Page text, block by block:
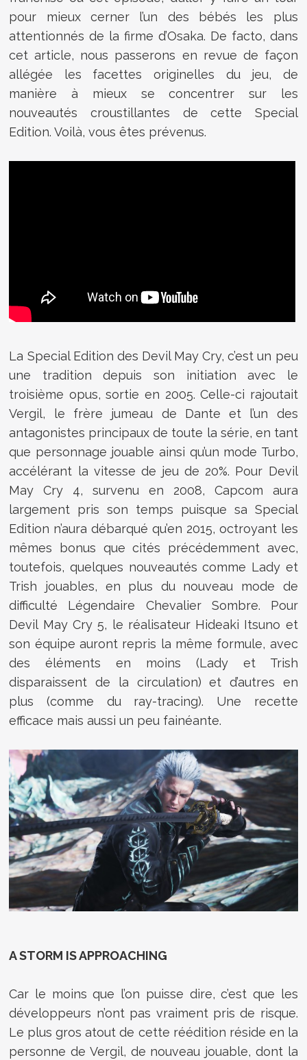
pour mieux cerner l’un des bébés les plus
attentionnés de la firme d’Osaka. De facto, dans
cet article, nous passerons en revue de façon
allégée les facettes originelles du jeu, de
manière à mieux se concentrer sur les
nouveautés croustillantes de cette Special
Edition. Voilà, vous êtes prévenus.
La Special Edition des Devil May Cry, c’est un peu
une tradition depuis son initiation avec le
troisième opus, sortie en 2005. Celle-ci rajoutait
Vergil, le frère jumeau de Dante et l’un des
antagonistes principaux de toute la série, en tant
que personnage jouable ainsi qu’un mode Turbo,
accélérant la vitesse de jeu de 20%. Pour Devil
May Cry 4, survenu en 2008, Capcom aura
largement pris son temps puisque sa Special
Edition n’aura débarqué qu’en 2015, octroyant les
mêmes bonus que cités précédemment avec,
toutefois, quelques nouveautés comme Lady et
Trish jouables, en plus du nouveau mode de
difficulté Légendaire Chevalier Sombre. Pour
Devil May Cry 5, le réalisateur Hideaki Itsuno et
son équipe auront repris la même formule, avec
des éléments en moins (Lady et Trish
disparaissent de la circulation) et d’autres en
plus (comme du ray-tracing). Une recette
efficace mais aussi un peu fainéante.
A STORM IS APPROACHING
Car le moins que l’on puisse dire, c’est que les
développeurs n’ont pas vraiment pris de risque.
Le plus gros atout de cette réédition réside en la
personne de Vergil, de nouveau jouable, dont la